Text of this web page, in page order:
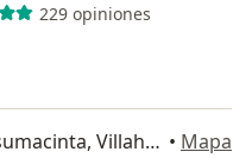
229 opiniones
Prolongación Paseo Usumacinta, Villahermosa • Mapa